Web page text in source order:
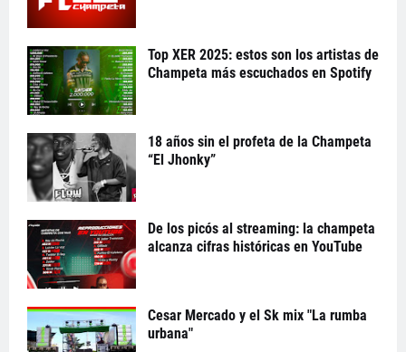
Top XER 2025: estos son los artistas de
Champeta más escuchados en Spotify
18 años sin el profeta de la Champeta
“El Jhonky”
De los picós al streaming: la champeta
alcanza cifras históricas en YouTube
Cesar Mercado y el Sk mix "La rumba
urbana"